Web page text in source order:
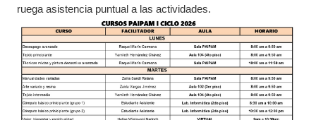
ruega asistencia puntual a las actividades.